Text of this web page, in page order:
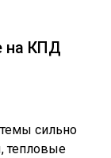
на КПД
сильно
тепловые